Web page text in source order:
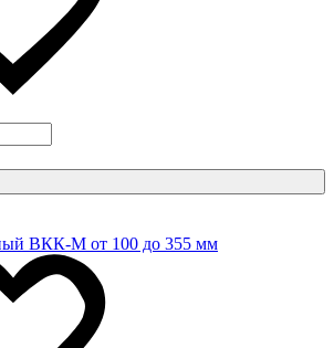
ВКК-М от 100 до 355 мм